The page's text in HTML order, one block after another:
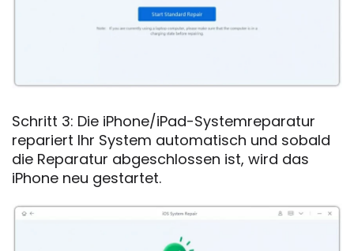
Schritt 3: Die iPhone/iPad-Systemreparatur
repariert Ihr System automatisch und sobald
die Reparatur abgeschlossen ist, wird das
iPhone neu gestartet.